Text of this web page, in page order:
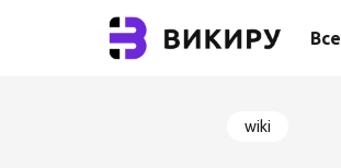
wiki